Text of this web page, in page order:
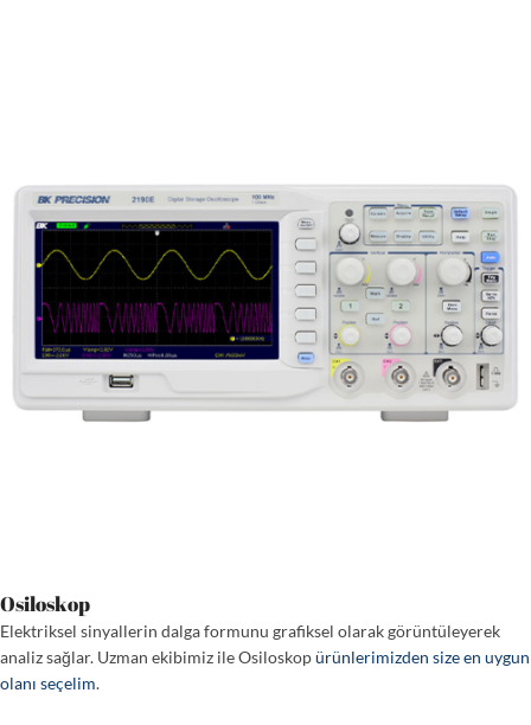
Osiloskop
Elektriksel sinyallerin dalga formunu grafiksel olarak görüntüleyerek
analiz sağlar. Uzman ekibimiz ile Osiloskopürünlerimizden size en uygun
olanı seçelim.